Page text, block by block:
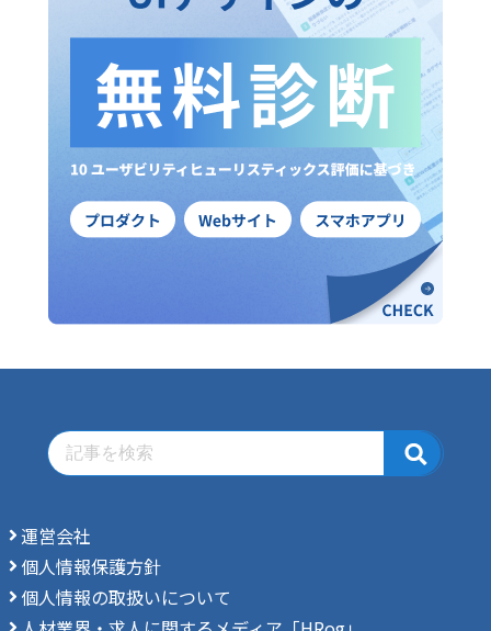
運営会社
個人情報保護方針
個人情報の取扱いについて